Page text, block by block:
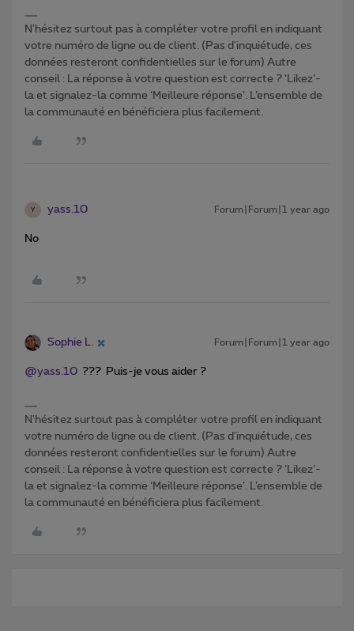
N'hésitez surtout pas à compléter votre profil en indiquant
votre numéro de ligne ou de client. (Pas d'inquiétude, ces
données resteront confidentielles sur le forum) Autre
conseil : La réponse à votre question est correcte ? ‘Likez’-
la et signalez-la comme ‘Meilleure réponse’. L’ensemble de
la communauté en bénéficiera plus facilement.
Y yass.10 Forum|Forum|1 year ago
No
Sophie L. Forum|Forum|1 year ago
@yass.10 ??? Puis-je vous aider ?
N'hésitez surtout pas à compléter votre profil en indiquant
votre numéro de ligne ou de client. (Pas d'inquiétude, ces
données resteront confidentielles sur le forum) Autre
conseil : La réponse à votre question est correcte ? ‘Likez’-
la et signalez-la comme ‘Meilleure réponse’. L’ensemble de
la communauté en bénéficiera plus facilement.